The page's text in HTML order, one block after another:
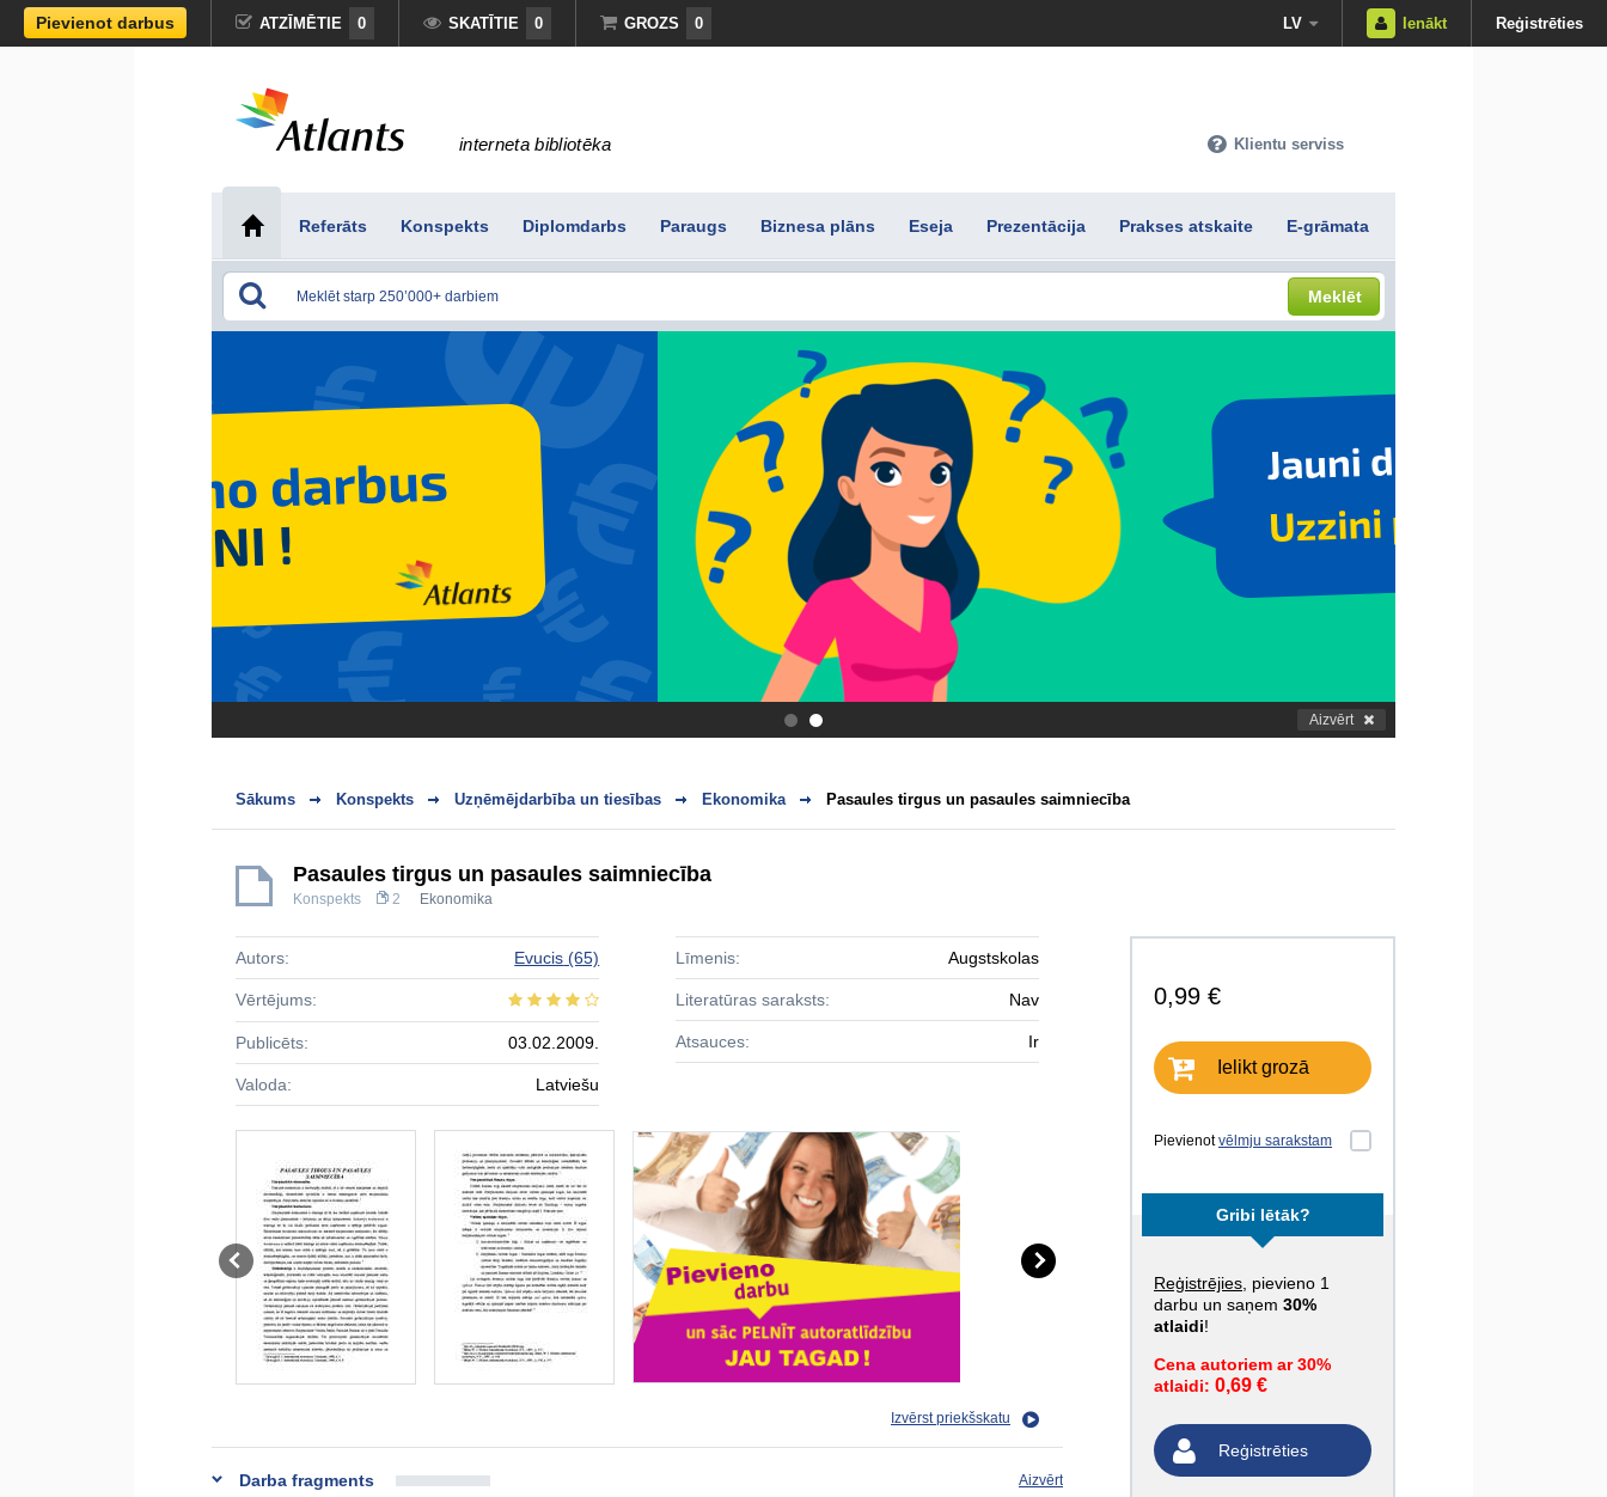
Pievienot darbus ATZĪMĒTIE 0 SKATĪTIE 0 GROZS 0 LV Ienākt Reģistrēties
interneta bibliotēka Klientu serviss
Referāts Konspekts Diplomdarbs Paraugs Biznesa plāns Eseja Prezentācija Prakses atskaite E-grāmata
Meklēt
. Aizvērt
Sākums Konspekts Uzņēmējdarbība un tiesības Ekonomika Pasaules tirgus un pasaules saimniecība
Pasaules tirgus un pasaules saimniecība
Konspekts 2 Ekonomika
0,99 €
Ielikt grozā
Pievienotvēlmju sarakstam
Gribi lētāk?
Reģistrējies , pievieno 1
darbu un saņem 30%
atlaidi!
Cena autoriem ar 30%
atlaidi: 0,69 €
Reģistrēties
Autors: Evucis (65)
Vērtējums:
Publicēts: 03.02.2009.
Valoda: Latviešu
Līmenis: Augstskolas
Literatūras saraksts: Nav
Atsauces: Ir
Izvērst priekšskatu
Darba fragments Aizvērt